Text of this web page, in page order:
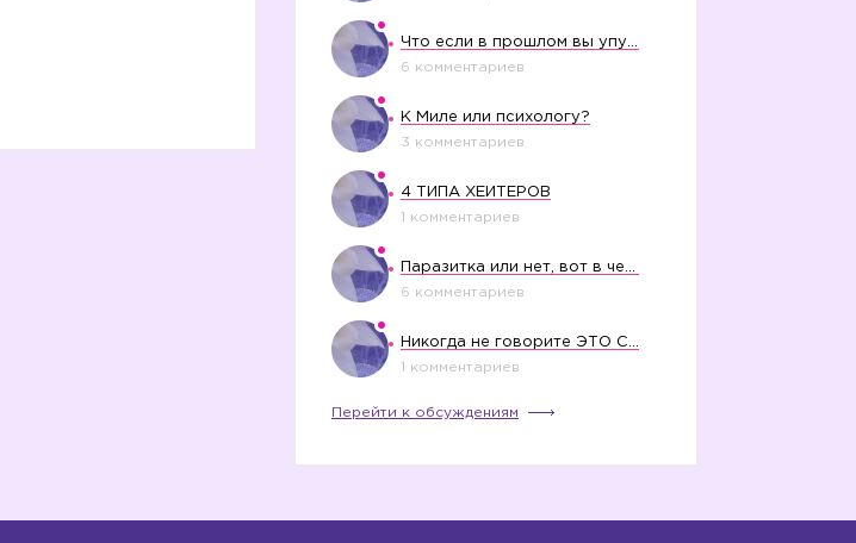
6 комментариев
К Миле или психологу?
3 комментариев
4 ТИПА ХЕЙТЕРОВ
1 комментариев
6 комментариев
1 комментариев
Перейти к обсуждениям